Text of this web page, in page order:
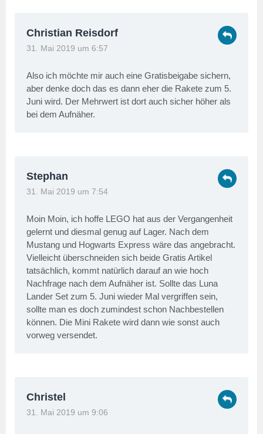
Christian Reisdorf
31. Mai 2019 um 6:57
Also ich möchte mir auch eine Gratisbeigabe sichern,
aber denke doch das es dann eher die Rakete zum 5.
Juni wird. Der Mehrwert ist dort auch sicher höher als
bei dem Aufnäher.
Stephan
31. Mai 2019 um 7:54
Moin Moin, ich hoffe LEGO hat aus der Vergangenheit
gelernt und diesmal genug auf Lager. Nach dem
Mustang und Hogwarts Express wäre das angebracht.
Vielleicht überschneiden sich beide Gratis Artikel
tatsächlich, kommt natürlich darauf an wie hoch
Nachfrage nach dem Aufnäher ist. Sollte das Luna
Lander Set zum 5. Juni wieder Mal vergriffen sein,
sollte man es doch zumindest schon Nachbestellen
können. Die Mini Rakete wird dann wie sonst auch
vorweg versendet.
Christel
31. Mai 2019 um 9:06